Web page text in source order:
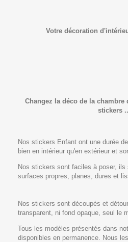
Votre décoration
Changez la déco de la chambre
stickers
Nos stickers Enfant ont une durée
bien en intérieur qu'en extérieur et
Nos stickers sont faciles à poser,
surfaces propres, planes, dures et
Nos stickers sont découpés et
transparent, ni fond opaque, seul le
Tous les modèles présentés dans
disponibles en permanence. Nous